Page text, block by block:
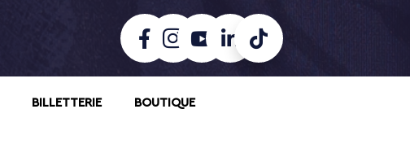
BILLETTERIE BOUTIQUE